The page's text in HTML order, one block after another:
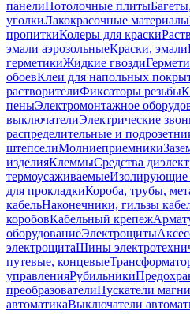
панелиПотолочные плиты
уголкиЛакокрасочные материалы
пропиткиКолеры для краски
эмали аэрозольныеКраски, эмали
герметикиЖидкие гвозди
обоевКлеи для напольных
растворителиФиксаторы резьбы
пеныЭлектромонтажное
выключателиЭлектрические
распределительные и
штепселиМолниеприемники
изделияКлеммыСредства
термоусаживаемые
для прокладкиКороба, трубы,
кабельНаконечники, гильзы
коробовКабельный крепеж
оборудованиеЭлектрощиты
электрощитаШины
путевые, концевые
управленияРубильники
преобразователиПускатели
автоматикаВыключатели